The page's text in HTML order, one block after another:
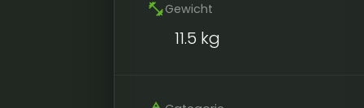
fitness_centerGewicht
11.5 kg